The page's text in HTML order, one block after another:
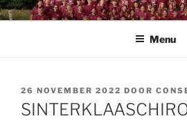
Spring
naarCHIRO
Chiro Pendoender Rekkem
Menu
GEPLAATST
OP
26 NOVEMBER 2022 DOOR